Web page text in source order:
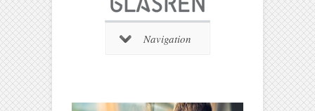
Navigation